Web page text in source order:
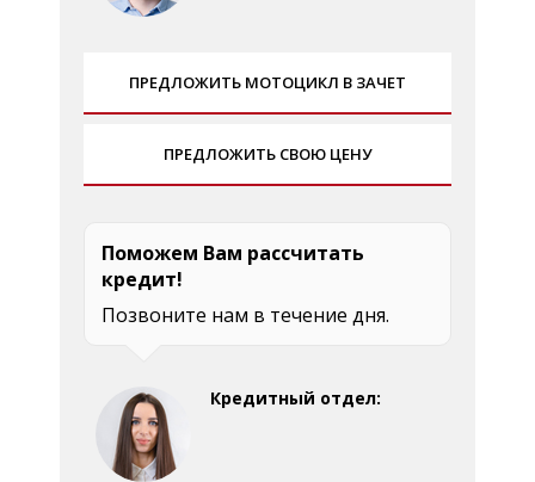
ПРЕДЛОЖИТЬ МОТОЦИКЛ В ЗАЧЕТ
ПРЕДЛОЖИТЬ СВОЮ ЦЕНУ
Поможем Вам рассчитать
кредит!
Позвоните нам в течение дня.
Кредитный отдел: